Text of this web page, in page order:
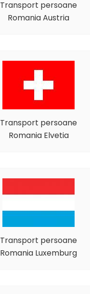
Transport persoane
Romania Austria
Transport persoane
Romania Elvetia
Transport persoane
Romania Luxemburg